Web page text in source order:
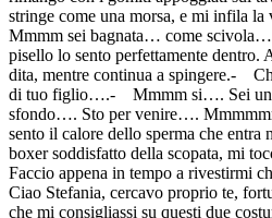
stringe come una morsa, e mi infila
Mmmm sei bagnata… come
pisello lo sento perfettamente dentro.
dita, mentre continua a spingere.-
di tuo figlio….- Mmmm si…. Sei
sfondo…. Sto per venire….
sento il calore dello sperma che
boxer soddisfatto della scopata, mi
Faccio appena in tempo a rivestirmi
Ciao Stefania, cercavo proprio te,
che mi consigliassi su questi due